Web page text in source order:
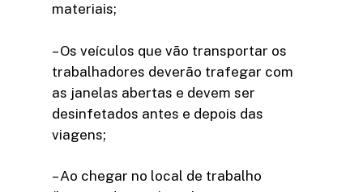
materiais;
– Os veículos que vão transportar os
trabalhadores deverão trafegar com
as janelas abertas e devem ser
desinfetados antes e depois das
viagens;
– Ao chegar no local de trabalho